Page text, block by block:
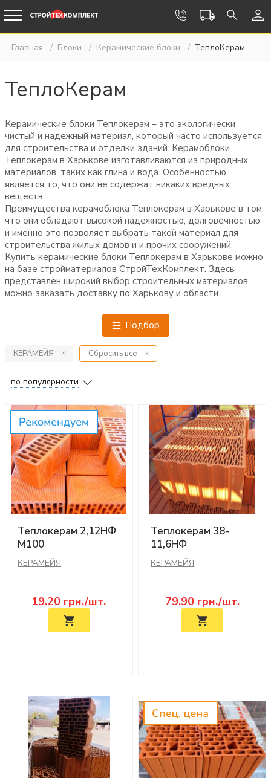
Главная Блоки Керамические блоки ТеплоКерам
ТеплоКерам
Керамические блоки Теплокерам – это экологически
чистый и надежный материал, который часто используется
для строительства и отделки зданий. Керамоблоки
Теплокерам в Харькове изготавливаются из природных
материалов, таких как глина и вода. Особенностью
является то, что они не содержат никаких вредных
веществ.
Преимущества керамоблока Теплокерам в Харькове в том,
что они обладают высокой надежностью, долговечностью
и именно это позволяет выбрать такой материал для
строительства жилых домов и и прочих сооружений.
Купить керамические блоки Теплокерам в Харькове можно
на базе стройматериалов СтройТехКомплект. Здесь
представлен широкий выбор строительных материалов,
можно заказать доставку по Харькову и области.
Подбор
КЕРАМЕЙЯ Сбросить все
по популярности
Теплокерам 2,12НФ
M100
КЕРАМЕЙЯ
19.20 грн./шт.
Теплокерам 38-
11,6НФ
КЕРАМЕЙЯ
79.90грн./шт.